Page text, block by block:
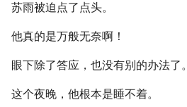
苏雨被迫点了点头。
他真的是万般无奈啊！
眼下除了答应，也没有别的办法了。
这个夜晚，他根本是睡不着。